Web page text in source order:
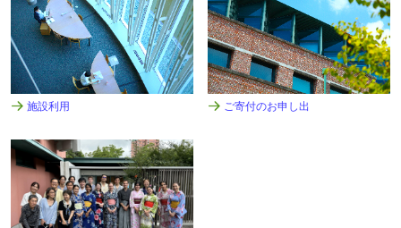
施設利用 ご寄付のお申し出